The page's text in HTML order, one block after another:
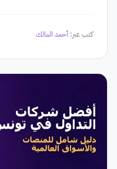
كتب عبر: أحمد المالك